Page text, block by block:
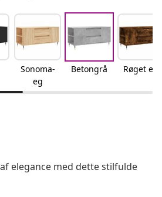
Sonoma-
eg
Betongrå Røget eg
elegance med dette stilfulde